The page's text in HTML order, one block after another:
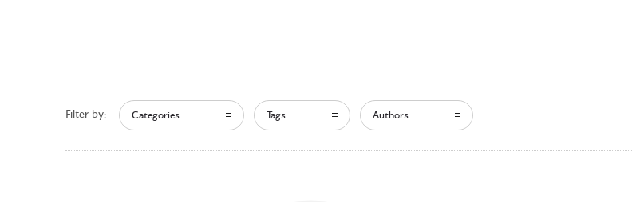
Filter by: Categories Tags Authors